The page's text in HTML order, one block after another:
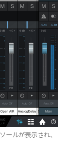
ルが表示され、